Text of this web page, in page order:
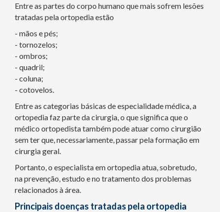
Entre as partes do corpo humano que mais sofrem lesões
tratadas pela ortopedia estão
- mãos e pés;
- tornozelos;
- ombros;
- quadril;
- coluna;
- cotovelos.
Entre as categorias básicas de especialidade médica, a
ortopedia faz parte da cirurgia, o que significa que o
médico ortopedista também pode atuar como cirurgião
sem ter que, necessariamente, passar pela formação em
cirurgia geral.
Portanto, o especialista em ortopedia atua, sobretudo,
na prevenção, estudo e no tratamento dos problemas
relacionados à área.
Principais doenças tratadas pela ortopedia